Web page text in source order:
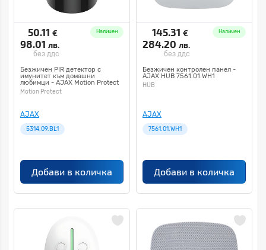
50.11 €
98.01 лв.
без ддс
Наличен
Безжичен PIR детектор с
имунитет към домашни
любимци - AJAX Motion Protect
5314.09.BL1
Motion Protect
AJAX
5314.09.BL1
Добави в количка
145.31 €
284.20 лв.
без ддс
Наличен
Безжичен контролен панел -
AJAX HUB 7561.01.WH1
HUB
AJAX
7561.01.WH1
Добави в количка